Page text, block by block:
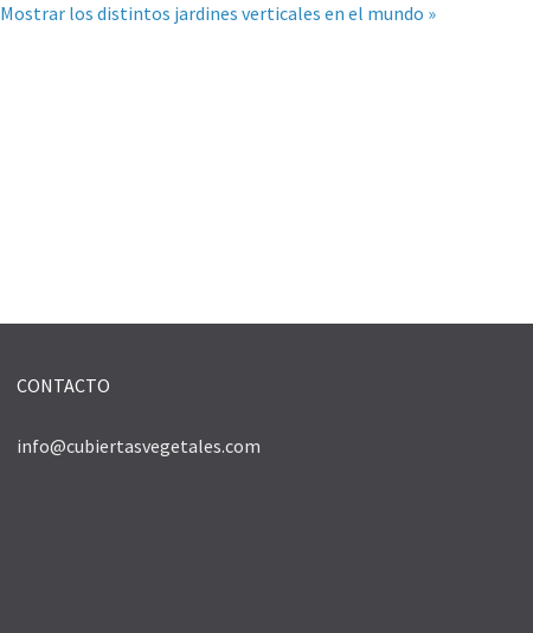
Mostrar los distintos jardines verticales en el mundo »
CONTACTO
info@cubiertasvegetales.com